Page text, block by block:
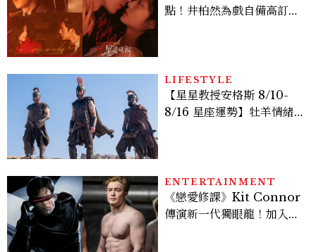
點！井柏然為戲自備高訂，
LIFESTYLE
【星星教授安格斯 8/10-
8/16 星座運勢】牡羊情緒
ENTERTAINMENT
《戀愛修課》Kit Connor
傳演新一代獨眼龍！加入新